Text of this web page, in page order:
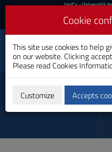
Skip
Content
to
Go
UniCa
Login
UniCa- Università
Login
Toggle
navigation
Classical and
Philology and
Master's Degree
Monitoring
Cookie
This site use cookies to help
on our website. Clicking
Please read Cookies
Customize Accepts